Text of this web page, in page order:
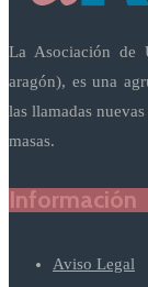
La Asociación de
aragón), es una
las llamadas
masas.
Información
Aviso Legal